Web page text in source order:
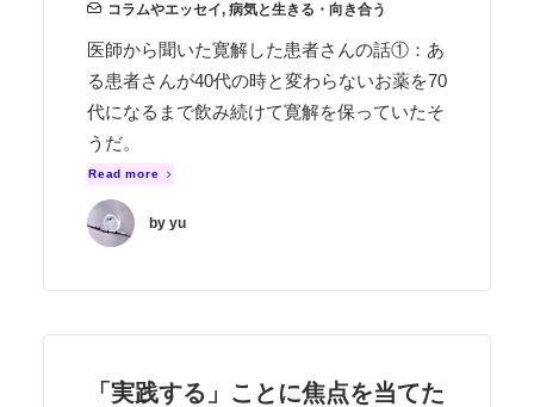
コラムやエッセイ, 病気と生きる・向き合う
医師から聞いた寛解した患者さんの話①：あ
る患者さんが40代の時と変わらないお薬を70
代になるまで飲み続けて寛解を保っていたそ
うだ。
Read more
by yu
「実践する」ことに焦点を当てた